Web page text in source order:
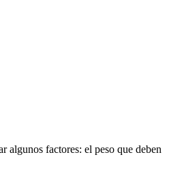
algunos factores: el peso que deben